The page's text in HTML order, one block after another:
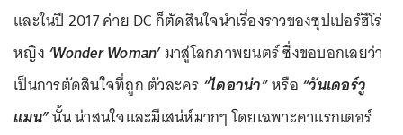
และในปี 2017 ค่าย DC ก็ตัดสินใจนำเรื่องราวของซุปเปอร์ฮีโร่
หญิง ‘Wonder Woman’มาสู่โลกภาพยนตร์ ซึ่งขอบอกเลยว่า
เป็นการตัดสินใจที่ถูก ตัวละคร “ไดอาน่า”หรือ “วันเดอร์วู
แมน”นั้น น่าสนใจและมีเสน่ห์มากๆ โดยเฉพาะคาแรกเตอร์